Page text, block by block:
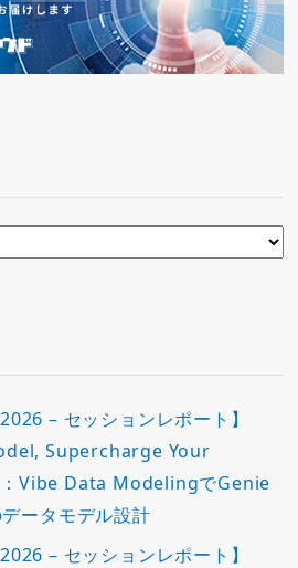
– セッションレポート】
Supercharge Your
Vibe Data ModelingでGenie
ータモデル設計
– セッションレポート】